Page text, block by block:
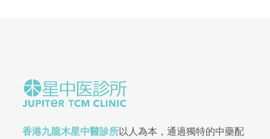
香港九龍木星中醫診所以人為本，通過獨特的中藥配